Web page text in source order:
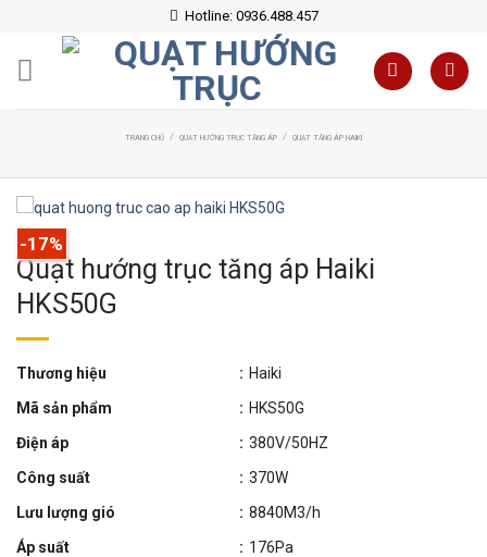
content
Hotline: 0936.488.457
TRANG CHỦ / QUẠT HƯỚNG TRỤC TĂNG ÁP / QUẠT TĂNG ÁP HAIKI
-17%
Quạt hướng trục tăng áp Haiki
HKS50G
Thương hiệu : Haiki
Mã sản phẩm
: HKS50G
Điện áp
: 380V/50HZ
Công suất
: 370W
Lưu lượng gió
: 8840M3/h
Áp suất
: 176Pa